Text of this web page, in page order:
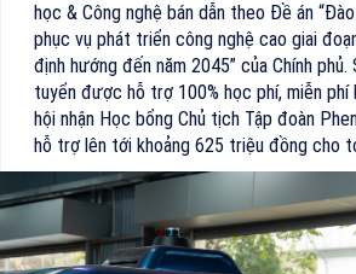
học & Công nghệ bán dẫn theo Đề án
phục vụ phát triển công nghệ cao giai
định hướng đến năm 2045” của Chính phủ.
tuyển được hỗ trợ 100% học phí, miễn
hội nhận Học bổng Chủ tịch Tập đoàn
hỗ trợ lên tới khoảng 625 triệu đồng cho